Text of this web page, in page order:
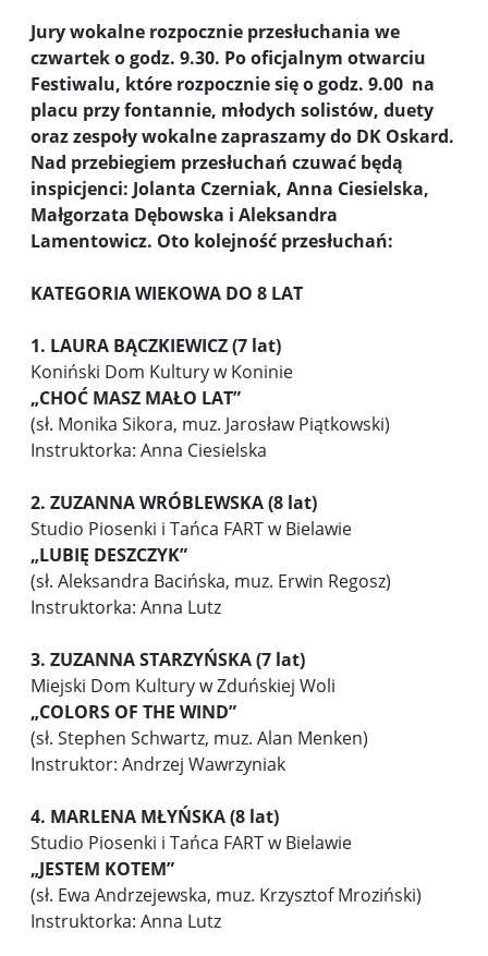
Jury wokalne rozpocznie przesłuchania we
czwartek o godz. 9.30. Po oficjalnym otwarciu
Festiwalu, które rozpocznie się o godz. 9.00 na
placu przy fontannie, młodych solistów, duety
oraz zespoły wokalne zapraszamy do DK Oskard.
Nad przebiegiem przesłuchań czuwać będą
inspicjenci: Jolanta Czerniak, Anna Ciesielska,
Małgorzata Dębowska i Aleksandra
Lamentowicz. Oto kolejność przesłuchań:
KATEGORIA WIEKOWA DO 8 LAT
1. LAURA BĄCZKIEWICZ (7 lat)
Koniński Dom Kultury w Koninie
„CHOĆ MASZ MAŁO LAT”
(sł. Monika Sikora, muz. Jarosław Piątkowski)
Instruktorka: Anna Ciesielska
2. ZUZANNA WRÓBLEWSKA (8 lat)
Studio Piosenki i Tańca FART w Bielawie
„LUBIĘ DESZCZYK”
(sł. Aleksandra Bacińska, muz. Erwin Regosz)
Instruktorka: Anna Lutz
3. ZUZANNA STARZYŃSKA (7 lat)
Miejski Dom Kultury w Zduńskiej Woli
„COLORS OF THE WIND”
(sł. Stephen Schwartz, muz. Alan Menken)
Instruktor: Andrzej Wawrzyniak
4. MARLENA MŁYŃSKA(8 lat)
Studio Piosenki i Tańca FART w Bielawie
„JESTEM KOTEM”
(sł. Ewa Andrzejewska, muz. Krzysztof Mroziński)
Instruktorka: Anna Lutz